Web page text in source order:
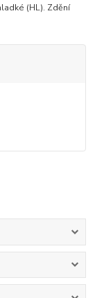
(HL). Zdění